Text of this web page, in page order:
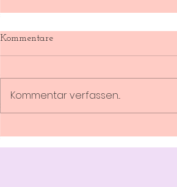
Kommentare
Kommentar verfassen...